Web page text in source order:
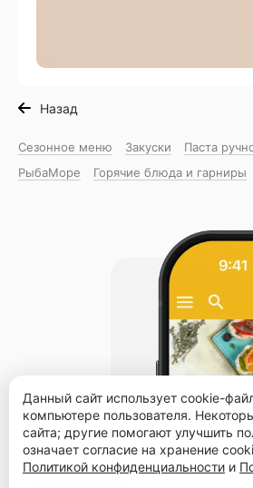
Назад
Сезонное меню Закуски Паста
РыбаМоре
Горячие блюда и гарниры
Данный сайт использует cookie-
компьютере пользователя.
сайта; другие помогают улучшить
означает согласие на хранение
Политикой конфиденциальности и